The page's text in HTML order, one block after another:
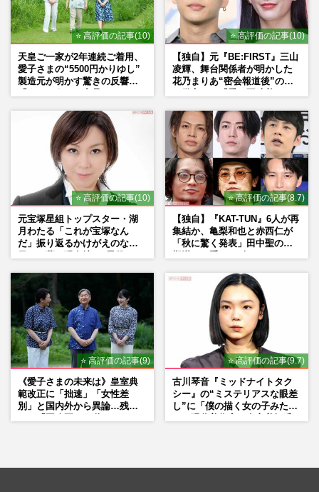
⭐ 高評価の記事(10)
天皇ご一家が2年連続ご着用、
愛子さまの“5500円かりゆし”
製造元が明かす驚きの反響
⭐ 高評価の記事(10)
【独自】元『BE:FIRST』三山
凌輝、舞台関係者が明かした
花乃まりあ“密会報道後”の呆
⭐ 高評価の記事(10)
元宝塚星組トップスター・湖
月わたる「これが宝塚なん
だ」振り返るかけがえのない
⭐ 高評価の記事(8.7)
【独自】『KAT-TUN』6人が再
集結か、亀梨和也と赤西仁が
「秋に驚く発表」田中聖の刑
⭐ 高評価の記事(9)
《愛子さまの未来は》皇室典
範改正に「拙速」「女性差
別」と国内外から異論…残さ
⭐ 高評価の記事(9.7)
古川琴音『ミッドナイトタク
シー』の“ミステリアスな眼差
し”に「僕の描く女の子みた